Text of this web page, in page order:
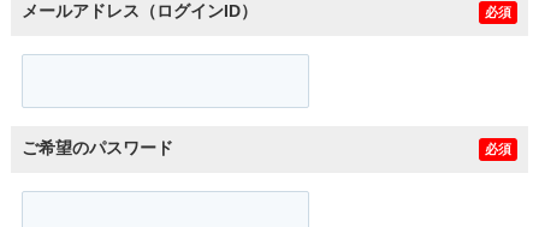
メールアドレス（ログインID） 必須
ご希望のパスワード 必須